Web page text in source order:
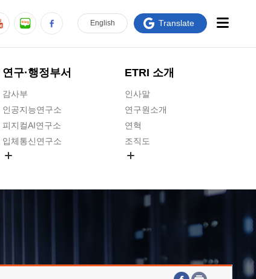
연구·행정부서
감사부
인공지능연구소
피지컬AI연구소
입체통신연구소
호남권연구본부
ETRI 소개
인사말
연구원소개
연혁
조직도
연구원 고객헌장
주요업무연락처
English Translate